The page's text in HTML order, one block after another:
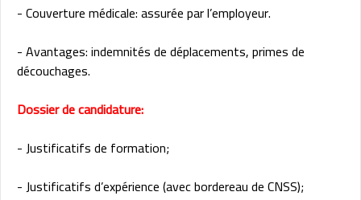
- Couverture médicale: assurée par l’employeur.
- Avantages: indemnités de déplacements, primes de
découchages.
Dossier de candidature:
- Justificatifs de formation;
- Justificatifs d’expérience (avec bordereau de CNSS);